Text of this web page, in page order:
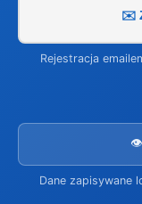
✉️
Rejestracja
👁️
Dane zapisywane